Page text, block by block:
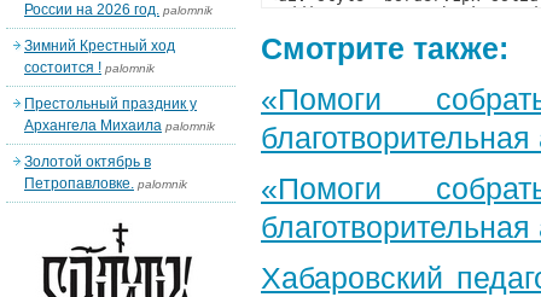
Смотрите также:
«Помоги
«Помоги
Хабаровский
России на 2026 год. palomnik
Зимний Крестный ход
состоится ! palomnik
Престольный праздник у
Архангела Михаила palomnik
Золотой октябрь в
Петропавловке. palomnik